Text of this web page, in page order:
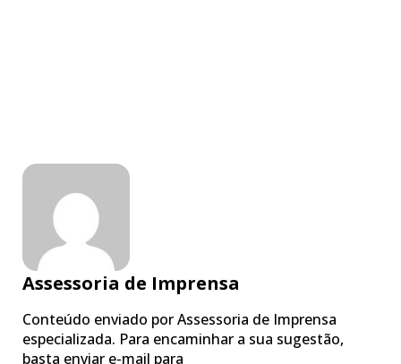
Assessoria de Imprensa
Conteúdo enviado por Assessoria de Imprensa
especializada. Para encaminhar a sua sugestão,
basta enviar e-mail para